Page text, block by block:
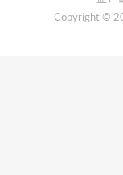
Copyright ©